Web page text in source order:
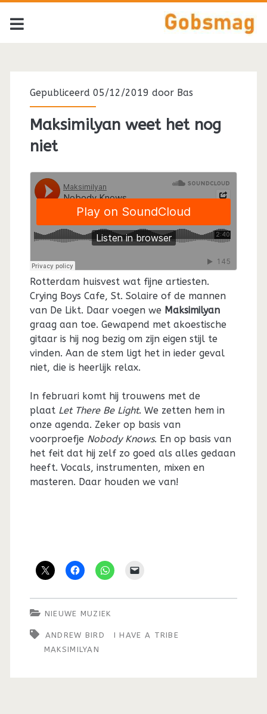
Gepubliceerd 05/12/2019 door Bas
Maksimilyan weet het nog
niet
Rotterdam huisvest wat fijne artiesten.
Crying Boys Cafe, St. Solaire of de mannen
van De Likt. Daar voegen we Maksimilyan
graag aan toe. Gewapend met akoestische
gitaar is hij nog bezig om zijn eigen stijl te
vinden. Aan de stem ligt het in ieder geval
niet, die is heerlijk relax.
In februari komt hij trouwens met de
plaat Let There Be Light. We zetten hem in
onze agenda. Zeker op basis van
voorproefje Nobody Knows. En op basis van
het feit dat hij zelf zo goed als alles gedaan
heeft. Vocals, instrumenten, mixen en
masteren. Daar houden we van!
NIEUWE MUZIEK
ANDREW BIRD
I HAVE A TRIBE
MAKSIMILYAN